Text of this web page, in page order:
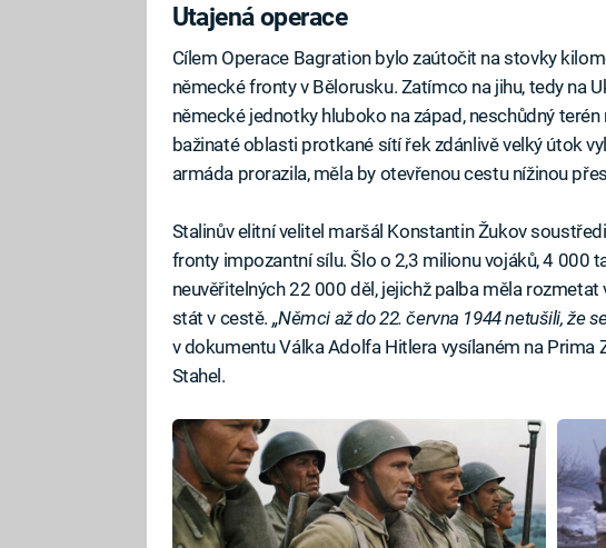
Utajená operace
Cílem Operace Bagration bylo zaútočit na stovky
německé fronty v Bělorusku. Zatímco na jihu, tedy na
německé jednotky hluboko na západ, neschůdný
bažinaté oblasti protkané sítí řek zdánlivě velký útok
armáda prorazila, měla by otevřenou cestu nížinou
Stalinův elitní velitel maršál Konstantin Žukov
fronty impozantní sílu. Šlo o 2,3 milionu vojáků, 4 000
neuvěřitelných 22 000 děl, jejichž palba měla
stát v cestě. „Němci až do 22. června 1944 netušili, že
v dokumentu Válka Adolfa Hitlera vysílaném na Prima
Stahel.